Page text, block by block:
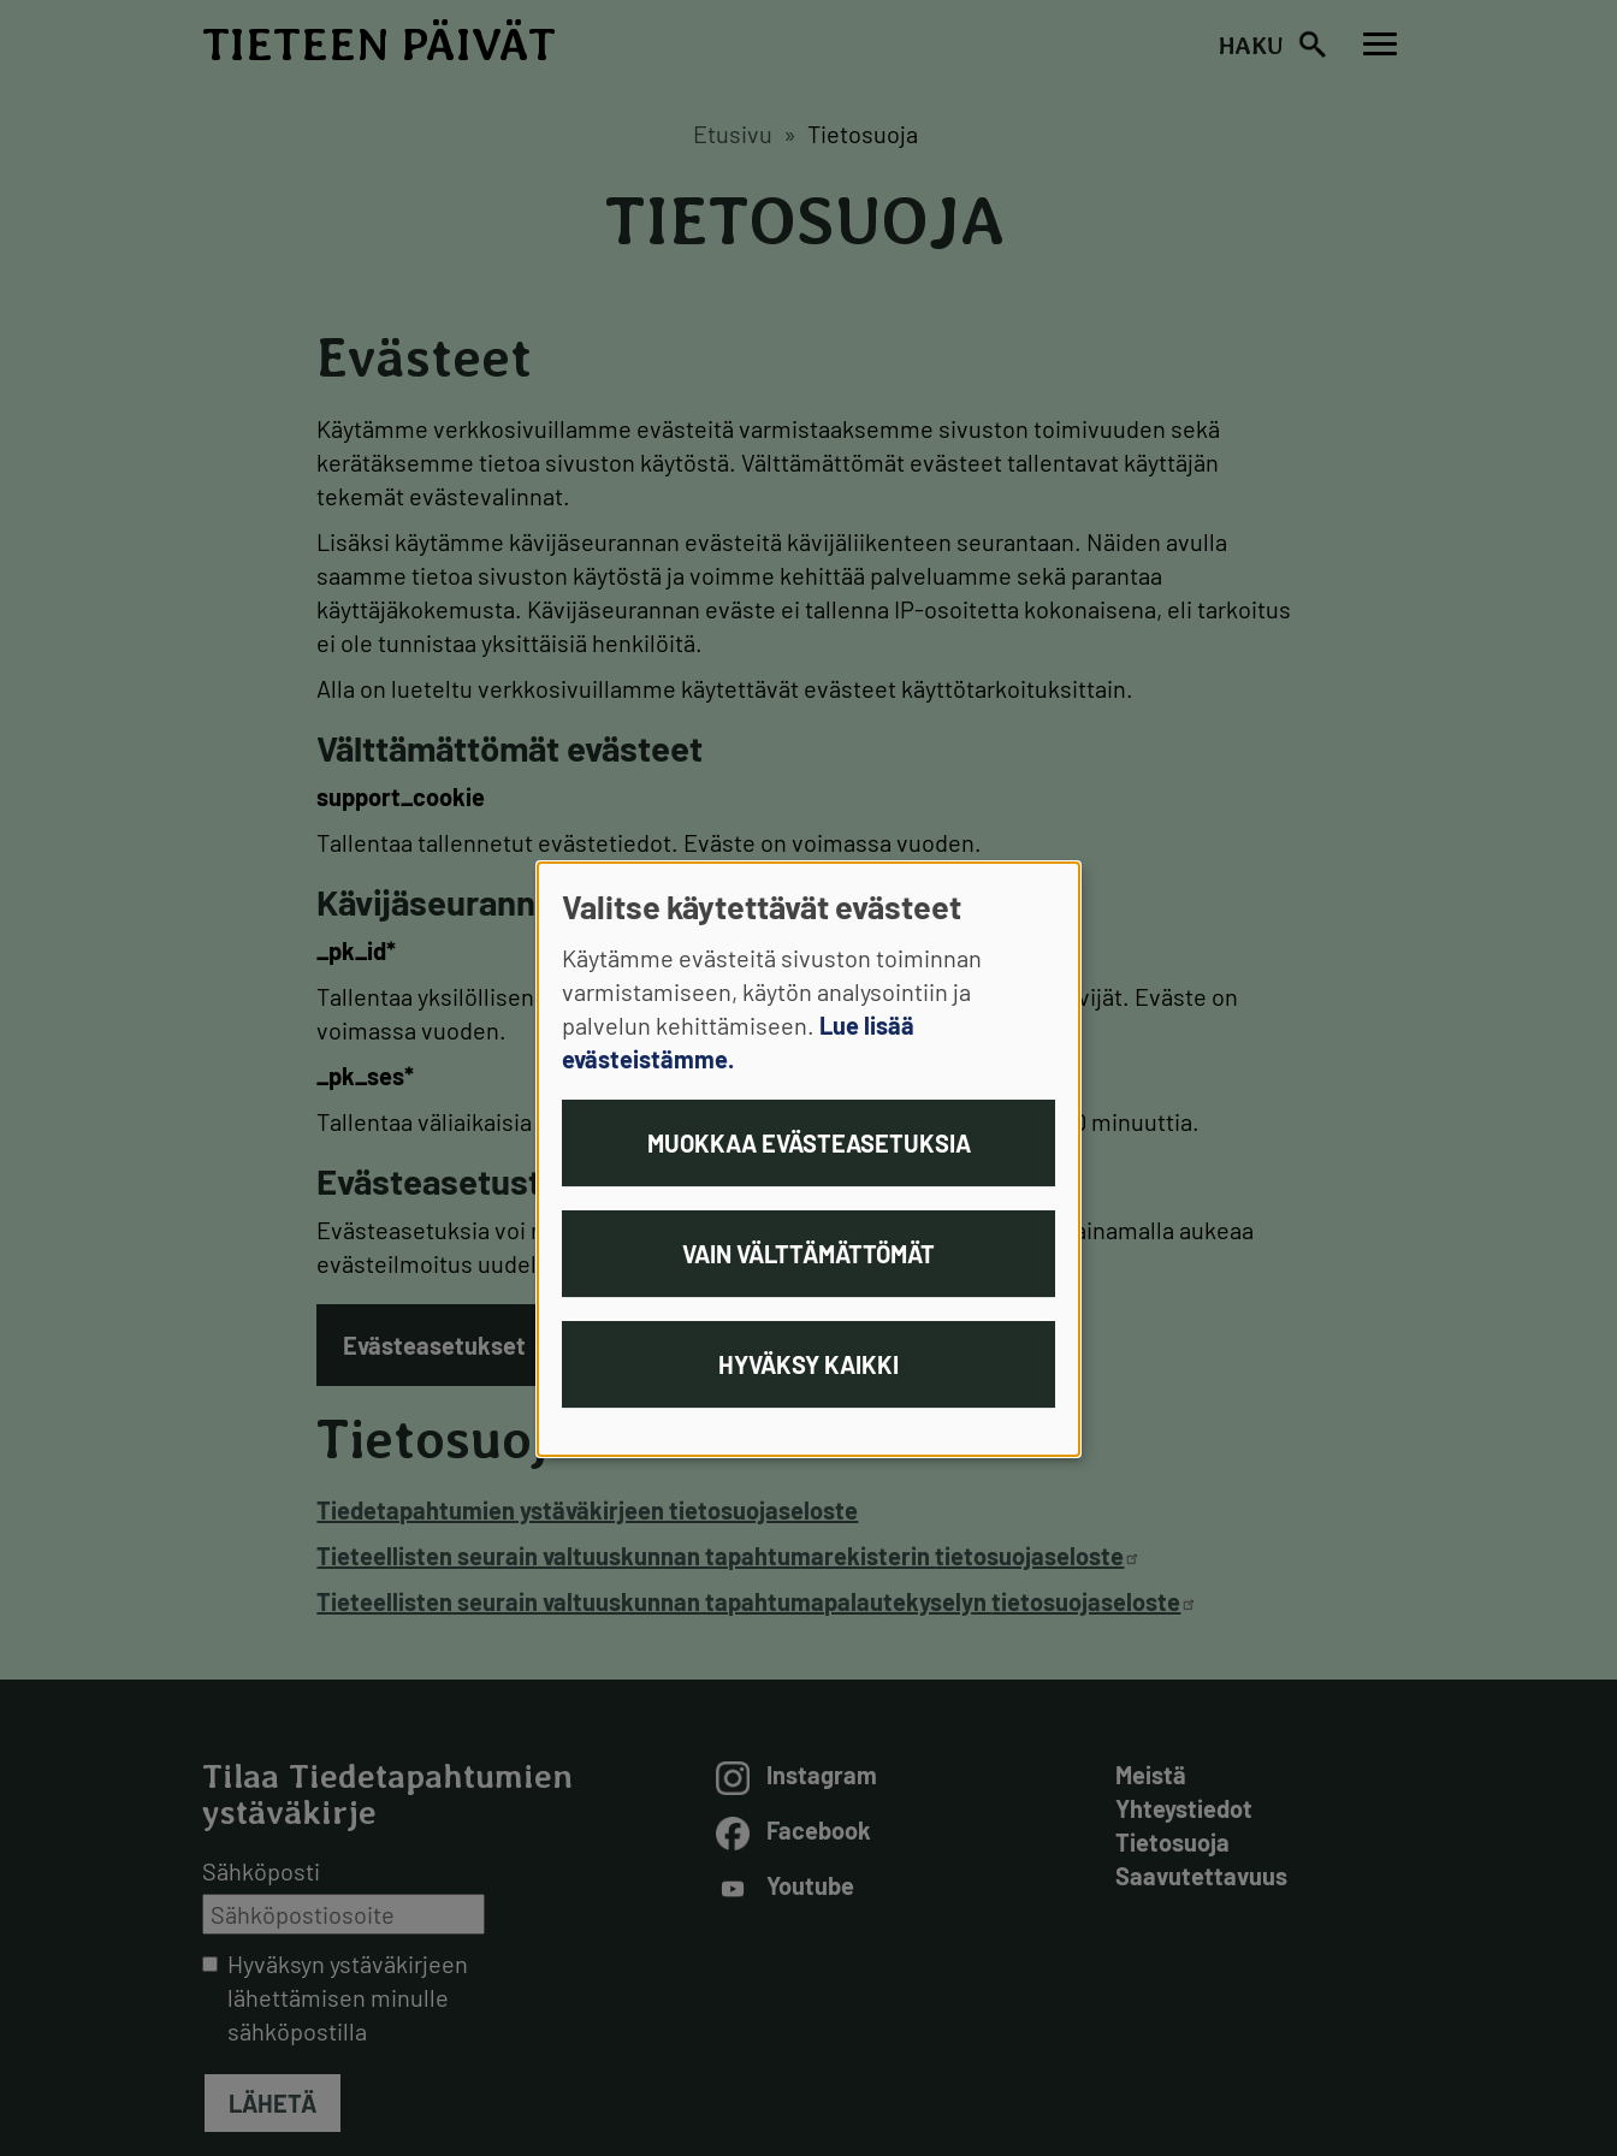
TIETEEN PÄIVÄT HAKU
Toggle
Etusivu
Tietosuoja
TIETOSUOJA
Evästeet
Käytämme verkkosivuillamme evästeitä varmistaaksemme sivuston toimivuuden sekä
kerätäksemme tietoa sivuston käytöstä. Välttämättömät evästeet tallentavat käyttäjän
tekemät evästevalinnat.
Lisäksi käytämme kävijäseurannan evästeitä kävijäliikenteen seurantaan. Näiden avulla
saamme tietoa sivuston käytöstä ja voimme kehittää palveluamme sekä parantaa
käyttäjäkokemusta. Kävijäseurannan eväste ei tallenna IP-osoitetta kokonaisena, eli tarkoitus
ei ole tunnistaa yksittäisiä henkilöitä.
Alla on lueteltu verkkosivuillamme käytettävät evästeet käyttötarkoituksittain.
Välttämättömät evästeet
support_cookie
Tallentaa tallennetut evästetiedot. Eväste on voimassa vuoden.
Kävijäseurannan evästeet
_pk_id*
Tallentaa yksilöllisen kävijätunnisteen ja auttaa tunnistamaan palaavat kävijät. Eväste on
voimassa vuoden.
_pk_ses*
Tallentaa väliaikaisia tietoja nykyisestä istunnosta. Eväste on voimassa 90 minuuttia.
Evästeasetusten muokkaaminen
Evästeasetuksia voi muokata Evästeasetukset-painikkeella. Painiketta painamalla aukeaa
evästeilmoitus uudelleen.
Evästeasetukset
Tietosuojaselosteet
Tiedetapahtumien ystäväkirjeen tietosuojaseloste
Tieteellisten seurain valtuuskunnan tapahtumarekisterintietosuojaseloste
Tieteellisten seurain valtuuskunnan tapahtumapalautekyselyntietosuojaseloste
Tilaa Tiedetapahtumien
ystäväkirje
Sähköposti
Hyväksyn ystäväkirjeen
lähettämisen minulle
sähköpostilla
LÄHETÄ
Instagram
Facebook
Youtube
Meistä
Yhteystiedot
Tietosuoja
Saavutettavuus
Valitse käytettävät evästeet
Käytämme evästeitä sivuston toiminnan
varmistamiseen, käytön analysointiin ja
palvelun kehittämiseen. Lue lisää
evästeistämme.
MUOKKAA EVÄSTEASETUKSIA
VAIN VÄLTTÄMÄTTÖMÄT
HYVÄKSY KAIKKI